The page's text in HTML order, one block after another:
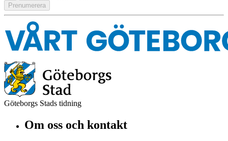
Göteborgs Stads tidning
Om oss och kontakt